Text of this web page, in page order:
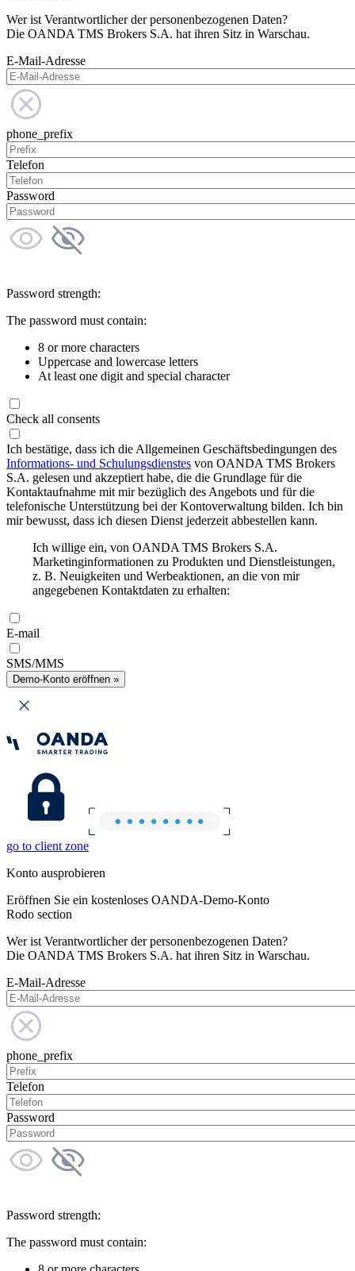
Wer ist Verantwortlicher der personenbezogenen Daten?
Die OANDA TMS Brokers S.A. hat ihren Sitz in Warschau.
E-Mail-Adresse
phone_prefix
Telefon
Password
Password strength:
The password must contain:
8 or more characters
Uppercase and lowercase letters
At least one digit and special character
Check all consents
Ich bestätige, dass ich die Allgemeinen Geschäftsbedingungen des
Informations- und Schulungsdienstes von OANDA TMS Brokers
S.A. gelesen und akzeptiert habe, die die Grundlage für die
Kontaktaufnahme mit mir bezüglich des Angebots und für die
telefonische Unterstützung bei der Kontoverwaltung bilden. Ich bin
mir bewusst, dass ich diesen Dienst jederzeit abbestellen kann.
Ich willige ein, von OANDA TMS Brokers S.A.
Marketinginformationen zu Produkten und Dienstleistungen,
z. B. Neuigkeiten und Werbeaktionen, an die von mir
angegebenen Kontaktdaten zu erhalten:
E-mail
SMS/MMS
Demo-Konto eröffnen »
go to client zone
Konto ausprobieren
Eröffnen Sie ein kostenloses OANDA-Demo-Konto
Rodo section
Wer ist Verantwortlicher der personenbezogenen Daten?
Die OANDA TMS Brokers S.A. hat ihren Sitz in Warschau.
E-Mail-Adresse
phone_prefix
Telefon
Password
Password strength:
The password must contain: